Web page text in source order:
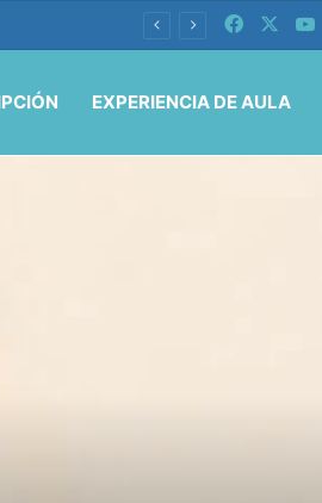
Facebook
EXPERIENCIA DE AULA